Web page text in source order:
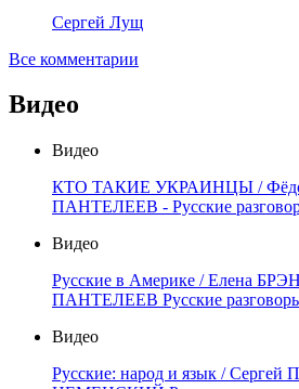
Сергей Лущ
Все комментарии
Видео
Видео
КТО ТАКИЕ УКРАИНЦЫ /
ПАНТЕЛЕЕВ - Русские
Видео
Русские в Америке / Елена
ПАНТЕЛЕЕВ Русские
Видео
Русские: народ и язык /